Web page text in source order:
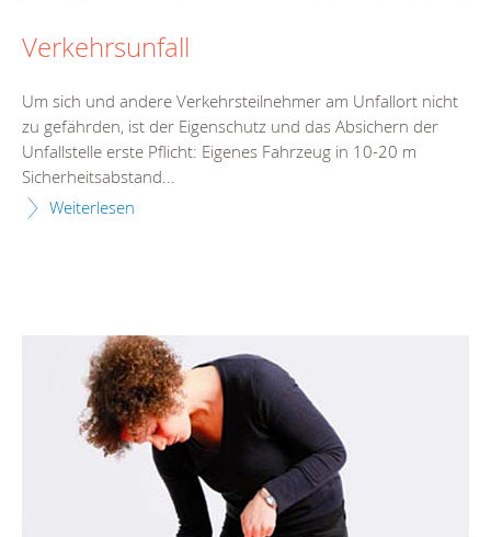
Verkehrsunfall
Um sich und andere Verkehrsteilnehmer am Unfallort nicht
zu gefährden, ist der Eigenschutz und das Absichern der
Unfallstelle erste Pflicht: Eigenes Fahrzeug in 10-20 m
Sicherheitsabstand...
Weiterlesen